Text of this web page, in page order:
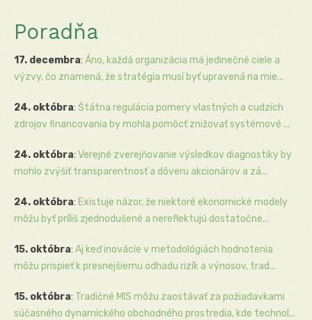
Poradňa
17. decembra: Áno, každá organizácia má jedinečné ciele a
výzvy, čo znamená, že stratégia musí byť upravená na mie...
24. októbra: Štátna regulácia pomery vlastných a cudzích
zdrojov financovania by mohla pomôcť znižovať systémové ...
24. októbra: Verejné zverejňovanie výsledkov diagnostiky by
mohlo zvýšiť transparentnosť a dôveru akcionárov a zá...
24. októbra: Existuje názor, že niektoré ekonomické modely
môžu byť príliš zjednodušené a nereflektujú dostatočne...
15. októbra: Aj keď inovácie v metodológiách hodnotenia
môžu prispieť k presnejšiemu odhadu rizík a výnosov, trad...
15. októbra: Tradičné MIS môžu zaostávať za požiadavkami
súčasného dynamického obchodného prostredia, kde technol...